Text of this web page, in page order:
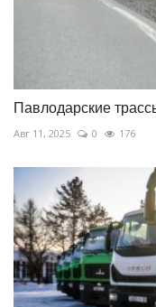
Павлодарские
Авг 11, 2025 0 176